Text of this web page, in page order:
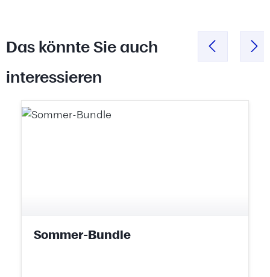
Das könnte Sie auch
interessieren
Sommer-Bundle